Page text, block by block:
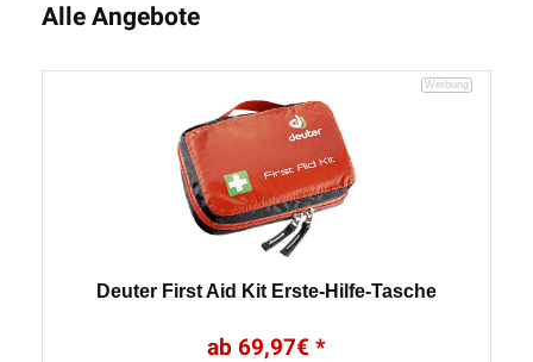
Alle Angebote
Deuter First Aid Kit Erste-Hilfe-Tasche
69,97€